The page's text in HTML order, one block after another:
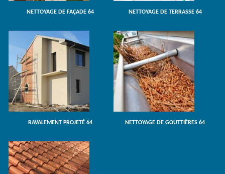
NETTOYAGE DE FAÇADE 64 NETTOYAGE DE TERRASSE 64
RAVALEMENT PROJETÉ 64 NETTOYAGE DE GOUTTIÈRES 64